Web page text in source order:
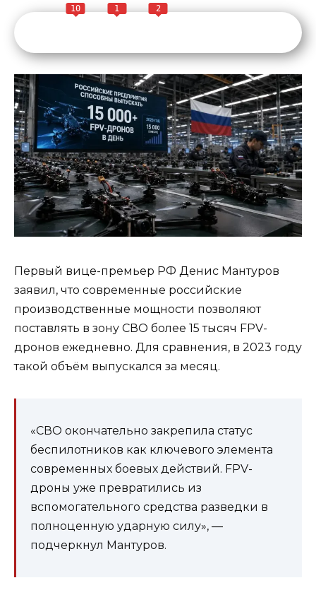
10 1 2
Первый вице-премьер РФ Денис Мантуров
заявил, что современные российские
производственные мощности позволяют
поставлять в зону СВО более 15 тысяч FPV-
дронов ежедневно. Для сравнения, в 2023 году
такой объём выпускался за месяц.
«СВО окончательно закрепила статус
беспилотников как ключевого элемента
современных боевых действий. FPV-
дроны уже превратились из
вспомогательного средства разведки в
полноценную ударную силу», —
подчеркнул Мантуров.